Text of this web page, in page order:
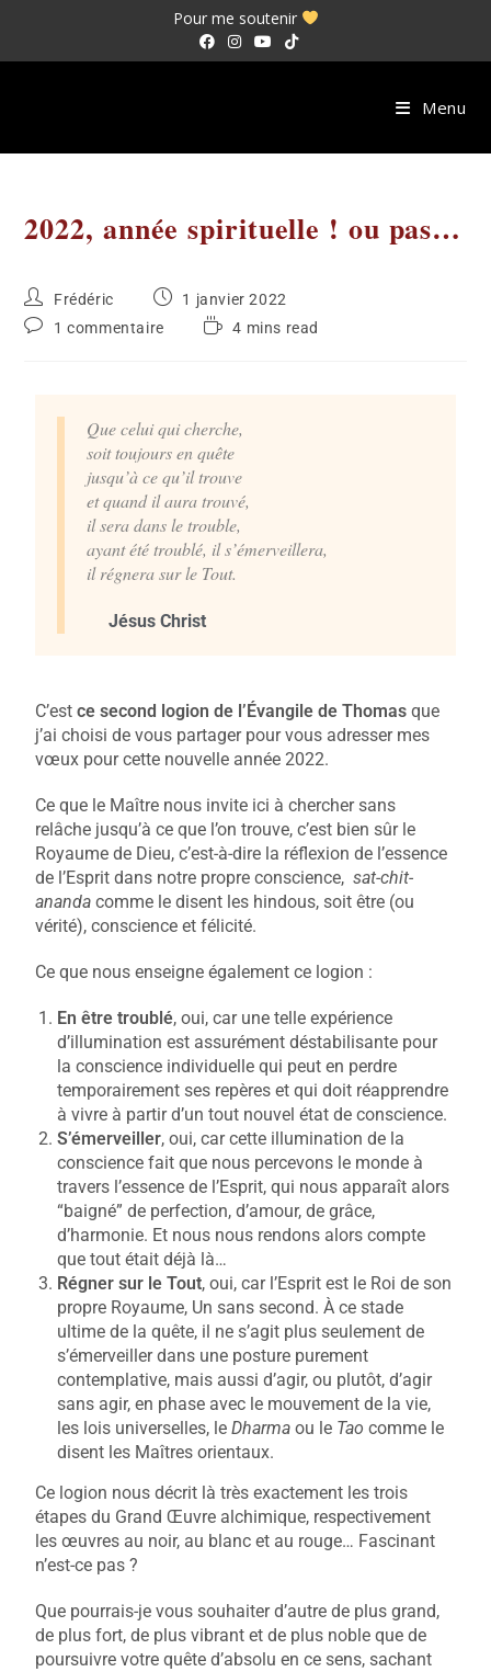
Pour me soutenir
Menu
2022, année spirituelle ! ou pas…
Frédéric
1 janvier 2022
1 commentaire
4 mins read
Que celui qui cherche,
soit toujours en quête
jusqu’à ce qu’il trouve
et quand il aura trouvé,
il sera dans le trouble,
ayant été troublé, il s’émerveillera,
il régnera sur le Tout.
Jésus Christ
C’estce second logion de l’Évangile de Thomasque
j’ai choisi de vous partager pour vous adresser mes
vœux pour cette nouvelle année 2022.
Ce que le Maître nous invite ici à chercher sans
relâche jusqu’à ce que l’on trouve, c’est bien sûr le
Royaume de Dieu, c’est-à-dire la réflexion de l’essence
de l’Esprit dans notre propre conscience,sat-chit-
ananda comme le disent les hindous, soit être (ou
vérité), conscience et félicité.
Ce que nous enseigne également ce logion :
En être troublé, oui, car une telle expérience
d’illumination est assurément déstabilisante pour
la conscience individuelle qui peut en perdre
temporairement ses repères et qui doit réapprendre
à vivre à partir d’un tout nouvel état de conscience.
S’émerveiller, oui, car cette illumination de la
conscience fait que nous percevons le monde à
travers l’essence de l’Esprit, qui nous apparaît alors
“baigné” de perfection, d’amour, de grâce,
d’harmonie. Et nous nous rendons alors compte
que tout était déjà là…
Régner sur le Tout, oui, car l’Esprit est le Roi de son
propre Royaume, Un sans second. À ce stade
ultime de la quête, il ne s’agit plus seulement de
s’émerveiller dans une posture purement
contemplative, mais aussi d’agir, ou plutôt, d’agir
sans agir, en phase avec le mouvement de la vie,
les lois universelles, leDharma ou le Tao comme le
disent les Maîtres orientaux.
Ce logion nous décrit là très exactement les trois
étapes du Grand Œuvre alchimique, respectivement
les œuvres au noir, au blanc et au rouge… Fascinant
n’est-ce pas ?
Que pourrais-je vous souhaiter d’autre de plus grand,
de plus fort, de plus vibrant et de plus noble que de
poursuivre votre quête d’absolu en ce sens, sachant